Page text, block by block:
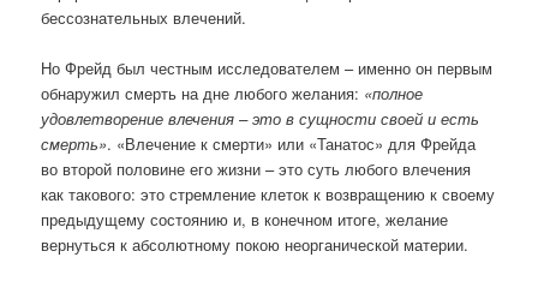
бессознательных влечений.
Но Фрейд был честным исследователем – именно он первым
обнаружил смерть на дне любого желания: «полное
удовлетворение влечения – это в сущности своей и есть
смерть». «Влечение к смерти» или «Танатос» для Фрейда
во второй половине его жизни – это суть любого влечения
как такового: это стремление клеток к возвращению к своему
предыдущему состоянию и, в конечном итоге, желание
вернуться к абсолютному покою неорганической материи.